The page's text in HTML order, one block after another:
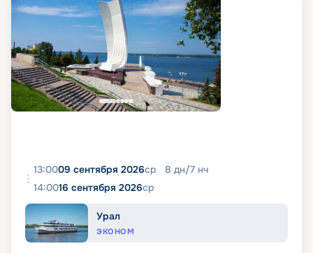
13:0009 сентября 2026ср 8 дн/7 нч
14:0016 сентября 2026ср
Урал
ЭКОНОМ